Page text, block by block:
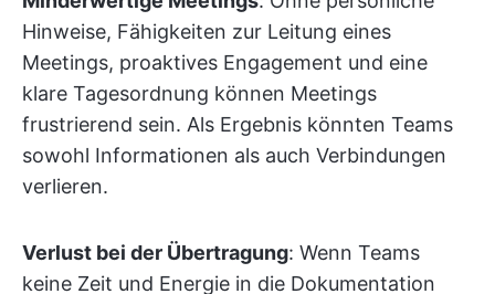
Hinweise, Fähigkeiten zur Leitung eines
Meetings, proaktives Engagement und eine
klare Tagesordnung können Meetings
frustrierend sein. Als Ergebnis könnten Teams
sowohl Informationen als auch Verbindungen
verlieren.
Verlust bei der Übertragung: Wenn Teams
keine Zeit und Energie in die Dokumentation